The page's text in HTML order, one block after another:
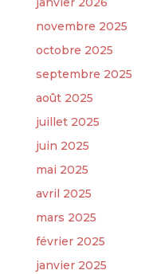
novembre 2025
octobre 2025
septembre 2025
août 2025
juillet 2025
juin 2025
mai 2025
avril 2025
mars 2025
février 2025
janvier 2025